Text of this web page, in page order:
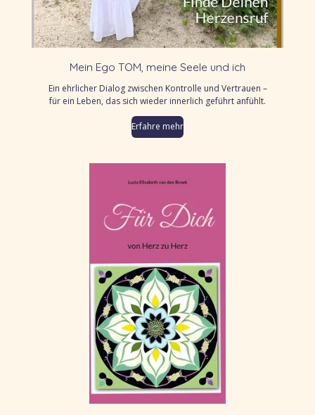
Mein Ego TOM, meine Seele und ich
Ein ehrlicher Dialog zwischen Kontrolle und Vertrauen –
für ein Leben, das sich wieder innerlich geführt anfühlt.
Erfahre mehr